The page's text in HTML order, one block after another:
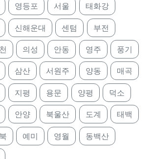
영등포 서울 태화강
신해운대 센텀 부전
의성 안동 영주 풍기
삼산 서원주 양동 매곡
지평 용문 양평 덕소
안양 북울산 도계 태백
예미 영월 동백산